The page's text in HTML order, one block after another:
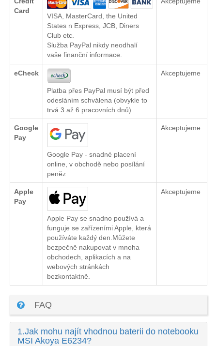
Card
VISA, MasterCard, the United
States n Express, JCB, Diners
Club etc.
Služba PayPal nikdy neodhalí
vaše finanční informace.
eCheck
Platba přes PayPal musí být před
odesláním schválena (obvykle to
trvá 3 až 6 pracovních dnů)
Akceptujeme
Google
Pay
Google Pay - snadné placení
online, v obchodě nebo posílání
peněz
Akceptujeme
Apple
Pay
Apple Pay se snadno používá a
funguje se zařízeními Apple, která
používáte každý den.Můžete
bezpečně nakupovat v mnoha
obchodech, aplikacích a na
webových stránkách
bezkontaktně.
Akceptujeme
FAQ
1.Jak mohu najít vhodnou baterii do notebooku
MSI Akoya E6234?